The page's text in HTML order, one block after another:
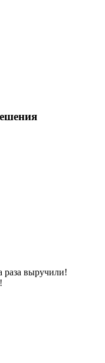
раза выручили!